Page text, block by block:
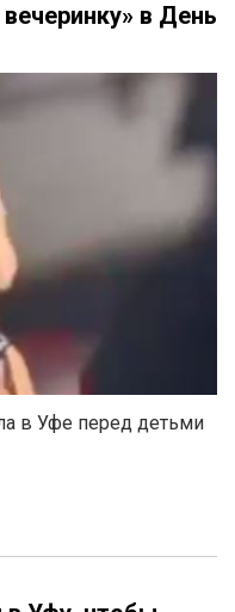
в День
в Уфе перед детьми